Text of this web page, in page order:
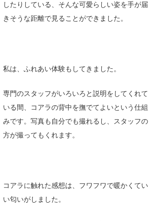
したりしている、そんな可愛らしい姿を手が届
きそうな距離で見ることができました。
私は、ふれあい体験もしてきました。
専門のスタッフがいろいろと説明をしてくれて
いる間、コアラの背中を撫でてよいという仕組
みです。写真も自分でも撮れるし、スタッフの
方が撮ってもくれます。
コアラに触れた感想は、フワフワで暖かくてい
い匂いがしました。
Romisea